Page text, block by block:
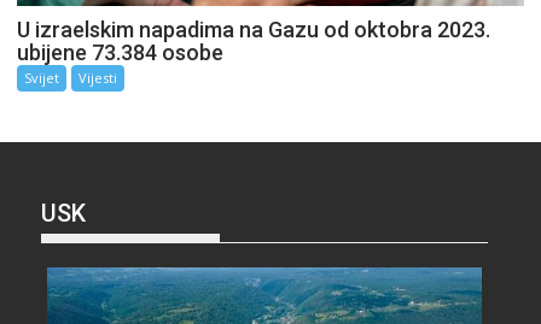
U izraelskim napadima na Gazu od oktobra 2023.
ubijene 73.384 osobe
Svijet Vijesti
USK